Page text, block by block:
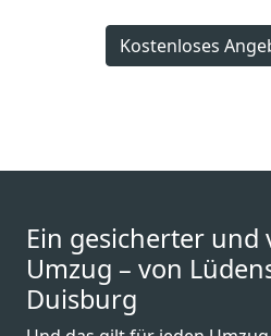
Kostenloses
Ein gesicherter und
Umzug – von
Duisburg